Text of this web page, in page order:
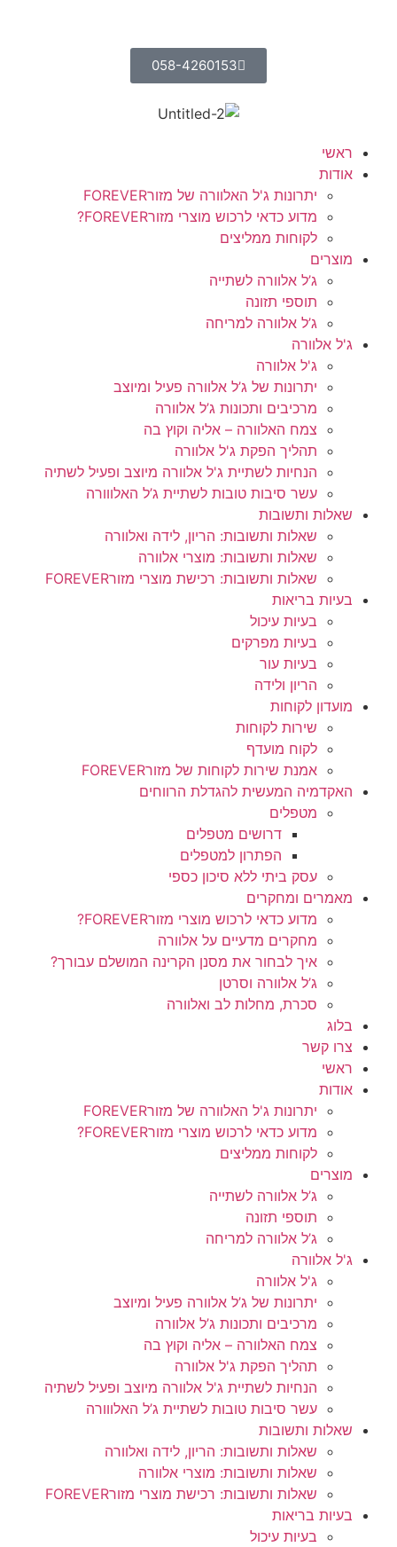
058-4260153
ראשי
אודות
יתרונות ג'ל האלוורה של מזורFOREVER
מדוע כדאי לרכוש מוצרי מזורFOREVER?
לקוחות ממליצים
מוצרים
ג’ל אלוורה לשתייה
תוספי תזונה
ג’ל אלוורה למריחה
ג'ל אלוורה
ג'ל אלוורה
יתרונות של ג’ל אלוורה פעיל ומיוצב
מרכיבים ותכונות ג’ל אלוורה
צמח האלוורה – אליה וקוץ בה
תהליך הפקת ג'ל אלוורה
הנחיות לשתיית ג'ל אלוורה מיוצב ופעיל לשתיה
עשר סיבות טובות לשתיית ג’ל האלווורה
שאלות ותשובות
שאלות ותשובות: הריון, לידה ואלוורה
שאלות ותשובות: מוצרי אלוורה
שאלות ותשובות: רכישת מוצרי מזורFOREVER
בעיות בריאות
בעיות עיכול
בעיות מפרקים
בעיות עור
הריון ולידה
מועדון לקוחות
שירות לקוחות
לקוח מועדף
אמנת שירות לקוחות של מזורFOREVER
האקדמיה המעשית להגדלת הרווחים
מטפלים
דרושים מטפלים
הפתרון למטפלים
עסק ביתי ללא סיכון כספי
מאמרים ומחקרים
מדוע כדאי לרכוש מוצרי מזורFOREVER?
מחקרים מדעיים על אלוורה
איך לבחור את מסנן הקרינה המושלם עבורך?
ג’ל אלוורה וסרטן
סכרת, מחלות לב ואלוורה
בלוג
צרו קשר
ראשי
אודות
יתרונות ג'ל האלוורה של מזורFOREVER
מדוע כדאי לרכוש מוצרי מזורFOREVER?
לקוחות ממליצים
מוצרים
ג’ל אלוורה לשתייה
תוספי תזונה
ג’ל אלוורה למריחה
ג'ל אלוורה
ג'ל אלוורה
יתרונות של ג’ל אלוורה פעיל ומיוצב
מרכיבים ותכונות ג’ל אלוורה
צמח האלוורה – אליה וקוץ בה
תהליך הפקת ג'ל אלוורה
הנחיות לשתיית ג'ל אלוורה מיוצב ופעיל לשתיה
עשר סיבות טובות לשתיית ג’ל האלווורה
שאלות ותשובות
שאלות ותשובות: הריון, לידה ואלוורה
שאלות ותשובות: מוצרי אלוורה
שאלות ותשובות: רכישת מוצרי מזורFOREVER
בעיות בריאות
בעיות עיכול